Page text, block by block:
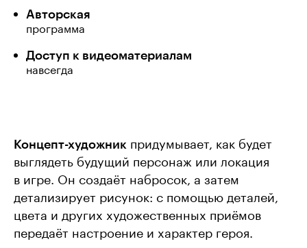
Авторская
программа
Доступ к видеоматериалам
навсегда
Концепт-художник придумывает, как будет
выглядеть будущий персонаж или локация
в игре. Он создаёт набросок, а затем
детализирует рисунок: с помощью деталей,
цвета и других художественных приёмов
передаёт настроение и характер героя.